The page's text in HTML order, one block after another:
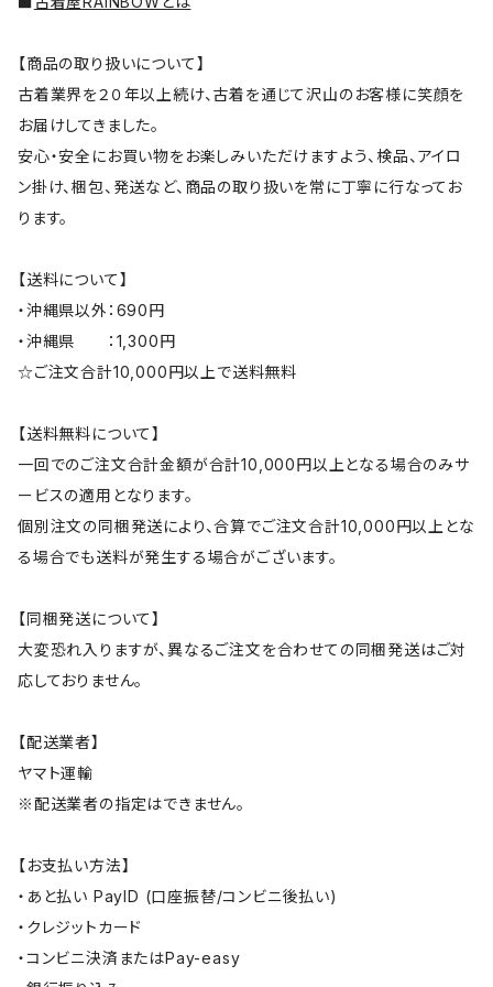
【商品の取り扱いについて】
古着業界を２０年以上続け、古着を通じて沢山のお客様に笑顔を
お届けしてきました。
安心・安全にお買い物をお楽しみいただけますよう、検品、アイロ
ン掛け、梱包、発送など、商品の取り扱いを常に丁寧に行なってお
ります。
【送料について】
・沖縄県以外：690円
・沖縄県 ：1,300円
☆ご注文合計10,000円以上で送料無料
【送料無料について】
一回でのご注文合計金額が合計10,000円以上となる場合のみサ
ービスの適用となります。
個別注文の同梱発送により、合算でご注文合計10,000円以上とな
る場合でも送料が発生する場合がございます。
【同梱発送について】
大変恐れ入りますが、異なるご注文を合わせての同梱発送はご対
応しておりません。
【配送業者】
ヤマト運輸
※配送業者の指定はできません。
【お支払い方法】
・あと払い PayID (口座振替/コンビニ後払い)
・クレジットカード
・コンビニ決済またはPay-easy